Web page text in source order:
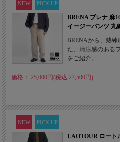
NEW PICK UP
BRENA ブレナ 麻
イージーパンツ 丸
BRENAから、熟練
た、清涼感のある
をご紹介。
価格： 25,000円(税込 27,500円)
NEW PICK UP
LAOTOUR ロート